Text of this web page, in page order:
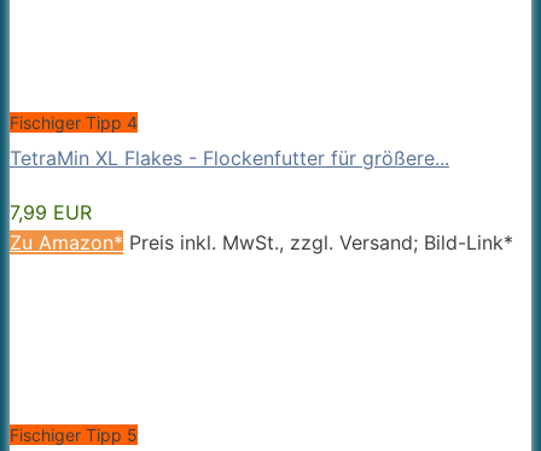
Fischiger Tipp 4
TetraMin XL Flakes - Flockenfutter für größere...
7,99 EUR
Zu Amazon* Preis inkl. MwSt., zzgl. Versand; Bild-Link*
Fischiger Tipp 5